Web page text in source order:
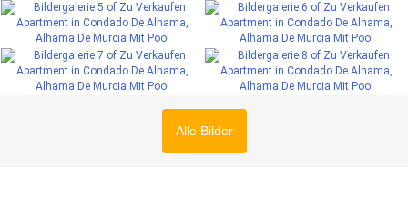
Alle Bilder